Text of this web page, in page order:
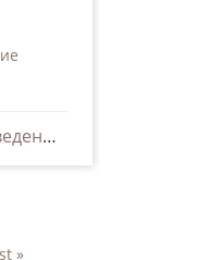
Просмотреть все сведения
»